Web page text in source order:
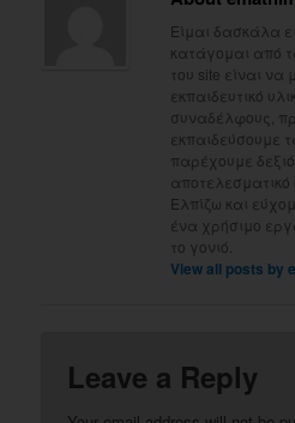
Είμαι δασκάλα
κατάγομαι από
του site είναι
εκπαιδευτικό
συναδέλφους,
εκπαιδεύσουμε
παρέχουμε
αποτελεσματικό
Ελπίζω και
ένα χρήσιμο
το γονιό.
View all posts by
Leave a Reply